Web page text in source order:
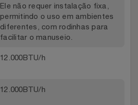
Ele não requer instalação fixa,
permitindo o uso em ambientes
diferentes, com rodinhas para
facilitar o manuseio.
12.000BTU/h
12.000BTU/h